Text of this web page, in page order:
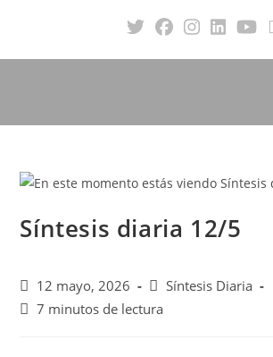
Síntesis diaria 12/5
12 mayo, 2026
Síntesis Diaria
7 minutos de lectura